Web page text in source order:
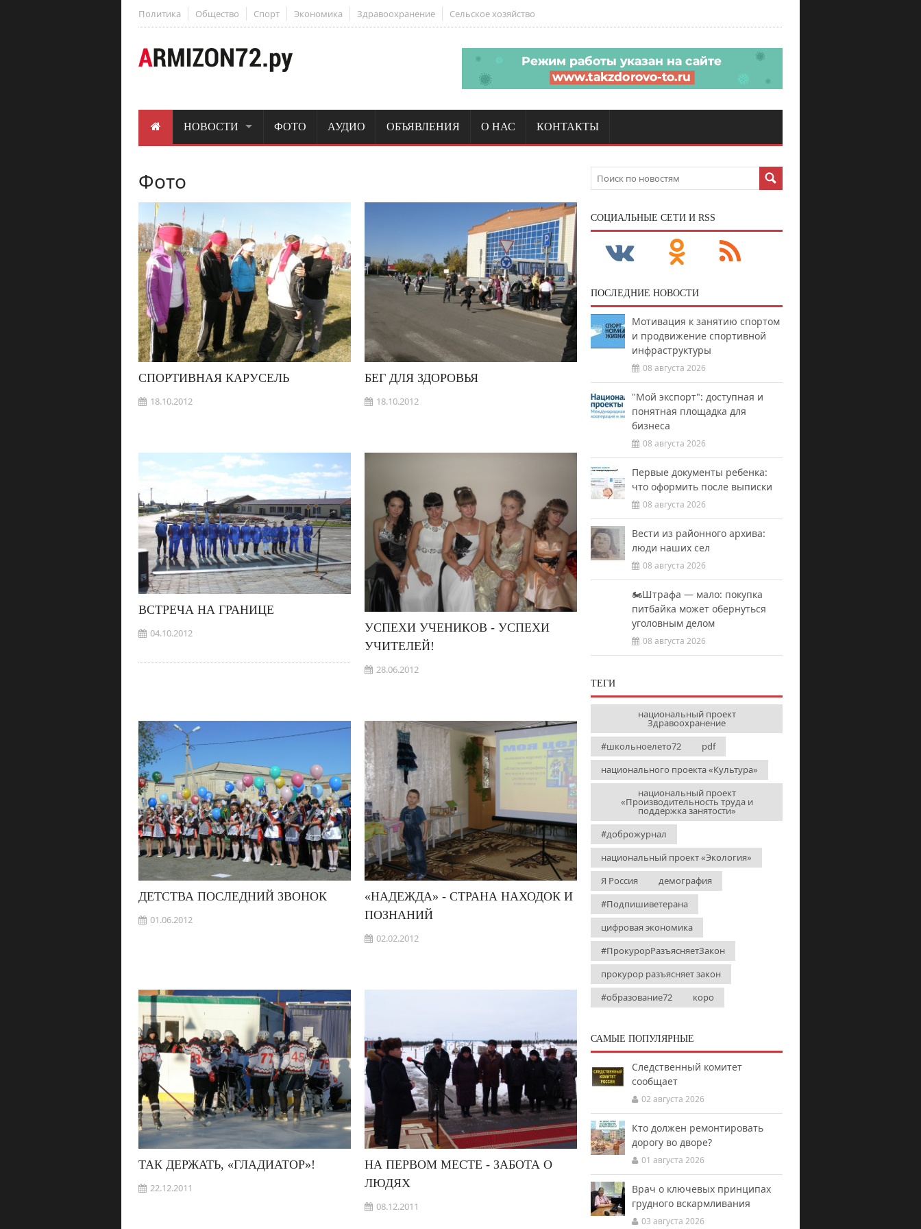
Политика Общество Спорт Экономика Здравоохранение Сельское хозяйство
НОВОСТИ ФОТО АУДИО ОБЪЯВЛЕНИЯ О НАС КОНТАКТЫ
Фото
СПОРТИВНАЯ КАРУСЕЛЬ
18.10.2012
БЕГ ДЛЯ ЗДОРОВЬЯ
18.10.2012
ВСТРЕЧА НА ГРАНИЦЕ
04.10.2012
УСПЕХИ УЧЕНИКОВ - УСПЕХИ
УЧИТЕЛЕЙ!
28.06.2012
ДЕТСТВА ПОСЛЕДНИЙ ЗВОНОК
01.06.2012
«НАДЕЖДА» - СТРАНА НАХОДОК И
ПОЗНАНИЙ
02.02.2012
ТАК ДЕРЖАТЬ, «ГЛАДИАТОР»!
22.12.2011
НА ПЕРВОМ МЕСТЕ - ЗАБОТА О
ЛЮДЯХ
08.12.2011
CОЦИАЛЬНЫЕ СЕТИ И RSS
ПОСЛЕДНИЕ НОВОСТИ
Мотивация к занятию спортом
и продвижение спортивной
инфраструктуры
08 августа 2026
"Мой экспорт": доступная и
понятная площадка для
бизнеса
08 августа 2026
Первые документы ребенка:
что оформить после выписки
08 августа 2026
Вести из районного архива:
люди наших сел
08 августа 2026
🏍️Штрафа — мало: покупка
питбайка может обернуться
уголовным делом
08 августа 2026
ТЕГИ
национальный проект
Здравоохранение
#школьноелето72
pdf
национального проекта «Культура»
национальный проект
«Производительность труда и
поддержка занятости»
#доброжурнал
национальный проект «Экология»
Я Россия
демография
#Подпишиветерана
цифровая экономика
#ПрокурорРазъясняетЗакон
прокурор разъясняет закон
#образование72
коро
САМЫЕ ПОПУЛЯРНЫЕ
Следственный комитет
сообщает
02 августа 2026
Кто должен ремонтировать
дорогу во дворе?
01 августа 2026
Врач о ключевых принципах
грудного вскармливания
03 августа 2026